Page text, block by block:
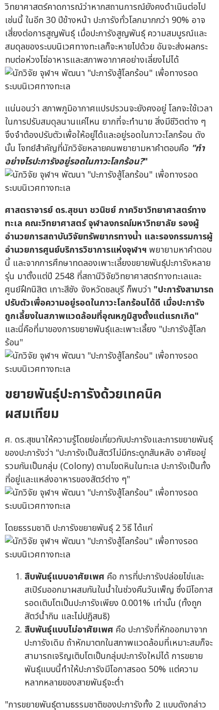
วิทยาศาสตร์คาดการณ์ว่าหากสถานการณ์ยังคงดำเนินต่อไป
เช่นนี้ ในอีก 30 ปีข้างหน้า ปะการังทั่วโลกมากกว่า 90% อาจ
เสี่ยงต่อการสูญพันธุ์ เมื่อปะการังสูญพันธุ์ ความสมบูรณ์และ
สมดุลของระบบนิเวศทางทะเลก็จะหายไปด้วย อันจะส่งผลกระ
ทบต่อห่วงโซ่อาหารและสภาพอากาศอย่างเลี่ยงไม่ได้
แน่นอนว่า สภาพภูมิอากาศแปรปรวนจะยังคงอยู่ โลกจะใช้เวลา
ในการปรับสมดุลนานแค่ไหน ยากที่จะทำนาย สิ่งมีชีวิตต่าง ๆ
จึงจำต้องปรับตัวเพื่อให้อยู่ได้และอยู่รอดในภาวะโลกร้อน ดัง
นั้น โจทย์สำคัญที่นักวิจัยหลายคนพยายามหาคำตอบคือ "ทำ
อย่างไรปะการังอยู่รอดในภาวะโลกร้อน?"
ศาสตราจารย์ ดร.สุชนา ชวนิชย์ ภาควิชาวิทยาศาสตร์ทาง
ทะเล คณะวิทยาศาสตร์ จุฬาลงกรณ์มหาวิทยาลัย รองผู้
อำนวยการสถาบันวิจัยทรัพยากรทางน้ำ และรองกรรมการผู้
อำนวยการศูนย์บริการวิชาการแห่งจุฬาฯ พยายามหาคำตอบ
นี้ และจากการศึกษาทดลองเพาะเลี้ยงขยายพันธุ์ปะการังหลาย
รุ่น มาตั้งแต่ปี 2548 ที่สถานีวิจัยวิทยาศาสตร์ทางทะเลและ
ศูนย์ฝึกนิสิต เกาะสีชัง จังหวัดชลบุรี ก็พบว่า "ปะการังสามารถ
ปรับตัวเพื่อความอยู่รอดในภาวะโลกร้อนได้ดี เมื่อปะการัง
ถูกเลี้ยงในสภาพแวดล้อมที่อุณหภูมิสูงตั้งแต่แรกเกิด"
และนี่คือที่มาของการขยายพันธุ์และเพาะเลี้ยง "ปะการังสู้โลก
ร้อน"
ขยายพันธุ์ปะการังด้วยเทคนิค
ผสมเทียม
ศ. ดร.สุชนาให้ความรู้โดยย่อเกี่ยวกับปะการังและการขยายพันธุ์
ของปะการังว่า "ปะการังเป็นสัตว์ไม่มีกระดูกสันหลัง อาศัยอยู่
รวมกันเป็นกลุ่ม (Colony) ตามโขดหินในทะเล ปะการังเป็นทั้ง
ที่อยู่และแหล่งอาหารของสัตว์ต่าง ๆ"
โดยธรรมชาติ ปะการังขยายพันธุ์ 2 วิธี ได้แก่
สืบพันธุ์แบบอาศัยเพศ คือ การที่ปะการังปล่อยไข่และ
สเปิร์มออกมาผสมกันในน้ำในช่วงคืนวันเพ็ญ ซึ่งมีโอกาส
รอดเติบโตเป็นปะการังเพียง 0.001% เท่านั้น (ทั้งถูก
สัตว์น้ำกิน และไม่ปฏิสนธิ)
สืบพันธุ์แบบไม่อาศัยเพศ คือ ปะการังที่หักออกมาจาก
ปะการังเดิม ถ้าหักมาตกในสภาพแวดล้อมที่เหมาะสมก็จะ
สามารถเจริญเติบโตเป็นกลุ่มปะการังใหม่ได้ การขยาย
พันธุ์แบบนี้ทำให้ปะการังมีโอกาสรอด 50% แต่ความ
หลากหลายของสายพันธุ์จะต่ำ
"การขยายพันธุ์ตามธรรมชาติของปะการังทั้ง 2 แบบดังกล่าว